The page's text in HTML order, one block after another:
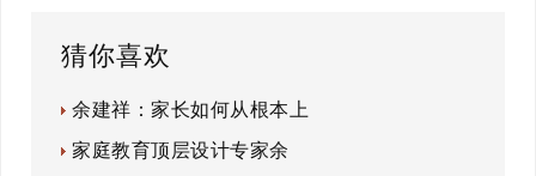
猜你喜欢
余建祥：家长如何从根本上
家庭教育顶层设计专家余